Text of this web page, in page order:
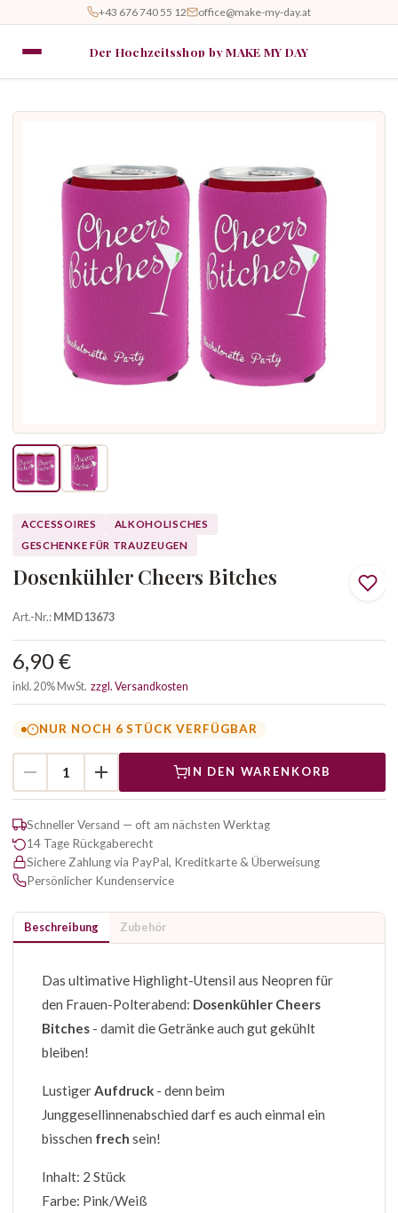
+43 676 740 55 12 office@make-my-day.at
Der Hochzeitsshop by MAKE MY DAY
ACCESSOIRES
ALKOHOLISCHES
GESCHENKE FÜR TRAUZEUGEN
Dosenkühler Cheers Bitches
Art.-Nr.:MMD13673
6,90 €
inkl. 20% MwSt. zzgl. Versandkosten
NUR NOCH 6 STÜCK VERFÜGBAR
IN DEN WARENKORB
Schneller Versand — oft am nächsten Werktag
14 Tage Rückgaberecht
Sichere Zahlung via PayPal, Kreditkarte & Überweisung
Persönlicher Kundenservice
Beschreibung Zubehör
Das ultimative Highlight-Utensil aus Neopren für
den Frauen-Polterabend: Dosenkühler Cheers
Bitches - damit die Getränke auch gut gekühlt
bleiben!
LustigerAufdruck - denn beim
Junggesellinnenabschied darf es auch einmal ein
bisschen frech sein!
Inhalt: 2 Stück
Farbe: Pink/Weiß